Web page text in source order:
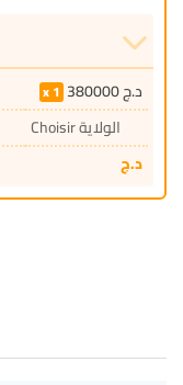
1 380000د.ج
Choisir الولاية
د.ج